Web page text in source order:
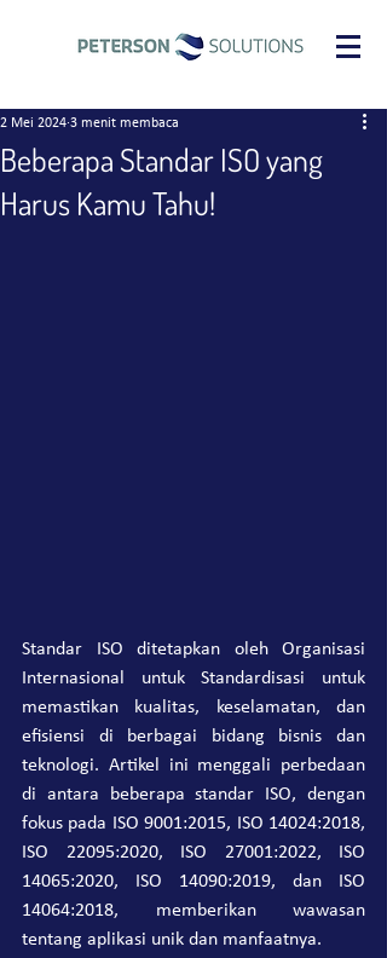
Beberapa Standar ISO yang
Harus Kamu Tahu!
2 Mei 2024 3 menit membaca
Standar ISO ditetapkan oleh Organisasi
Internasional untuk Standardisasi untuk
memastikan kualitas, keselamatan, dan
efisiensi di berbagai bidang bisnis dan
teknologi. Artikel ini menggali perbedaan
di antara beberapa standar ISO, dengan
fokus pada ISO 9001:2015, ISO 14024:2018,
ISO 22095:2020, ISO 27001:2022, ISO
14065:2020, ISO 14090:2019, dan ISO
14064:2018, memberikan wawasan
tentang aplikasi unik dan manfaatnya.